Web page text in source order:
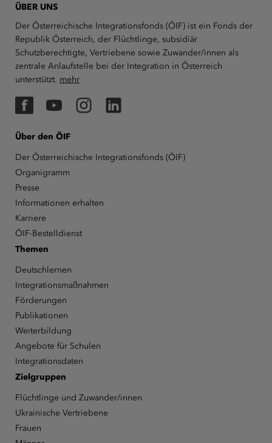
ÜBER UNS
Der Österreichische Integrationsfonds (ÖIF) ist ein Fonds der
Republik Österreich, der Flüchtlinge, subsidiär
Schutzberechtigte, Vertriebene sowie Zuwander/innen als
zentrale Anlaufstelle bei der Integration in Österreich
unterstützt. mehr
FacebookYouTubeInstagramLinkedIn
Über den ÖIF
Der Österreichische Integrationsfonds (ÖIF)
Organigramm
Presse
Informationen erhalten
Karriere
ÖIF-Bestelldienst
Themen
Deutschlernen
Integrationsmaßnahmen
Förderungen
Publikationen
Weiterbildung
Angebote für Schulen
Integrationsdaten
Zielgruppen
Flüchtlinge und Zuwander/innen
Ukrainische Vertriebene
Frauen